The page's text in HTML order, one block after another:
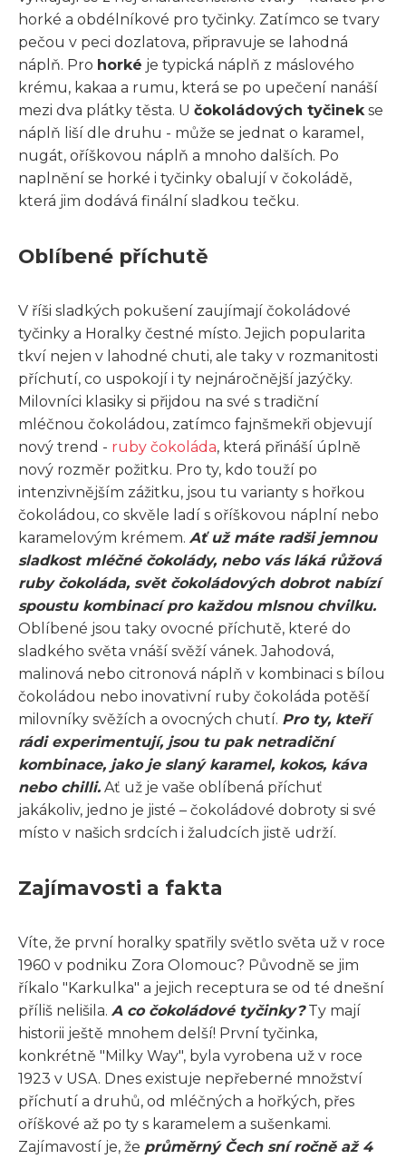
horké a obdélníkové pro tyčinky. Zatímco se tvary
pečou v peci dozlatova, připravuje se lahodná
náplň. Pro horké je typická náplň z máslového
krému, kakaa a rumu, která se po upečení nanáší
mezi dva plátky těsta. U čokoládových tyčinek se
náplň liší dle druhu - může se jednat o karamel,
nugát, oříškovou náplň a mnoho dalších. Po
naplnění se horké i tyčinky obalují v čokoládě,
která jim dodává finální sladkou tečku.
Oblíbené příchutě
V říši sladkých pokušení zaujímají čokoládové
tyčinky a Horalky čestné místo. Jejich popularita
tkví nejen v lahodné chuti, ale taky v rozmanitosti
příchutí, co uspokojí i ty nejnáročnější jazýčky.
Milovníci klasiky si přijdou na své s tradiční
mléčnou čokoládou, zatímco fajnšmekři objevují
nový trend - ruby čokoláda, která přináší úplně
nový rozměr požitku. Pro ty, kdo touží po
intenzivnějším zážitku, jsou tu varianty s hořkou
čokoládou, co skvěle ladí s oříškovou náplní nebo
karamelovým krémem. Ať už máte radši jemnou
sladkost mléčné čokolády, nebo vás láká růžová
ruby čokoláda, svět čokoládových dobrot nabízí
spoustu kombinací pro každou mlsnou chvilku.
Oblíbené jsou taky ovocné příchutě, které do
sladkého světa vnáší svěží vánek. Jahodová,
malinová nebo citronová náplň v kombinaci s bílou
čokoládou nebo inovativní ruby čokoláda potěší
milovníky svěžích a ovocných chutí. Pro ty, kteří
rádi experimentují, jsou tu pak netradiční
kombinace, jako je slaný karamel, kokos, káva
nebo chilli. Ať už je vaše oblíbená příchuť
jakákoliv, jedno je jisté – čokoládové dobroty si své
místo v našich srdcích i žaludcích jistě udrží.
Zajímavosti a fakta
Víte, že první horalky spatřily světlo světa už v roce
1960 v podniku Zora Olomouc? Původně se jim
říkalo "Karkulka" a jejich receptura se od té dnešní
příliš nelišila. A co čokoládové tyčinky?Ty mají
historii ještě mnohem delší! První tyčinka,
konkrétně "Milky Way", byla vyrobena už v roce
1923 v USA. Dnes existuje nepřeberné množství
příchutí a druhů, od mléčných a hořkých, přes
oříškové až po ty s karamelem a sušenkami.
Zajímavostí je, že průměrný Čech sní ročně až 4